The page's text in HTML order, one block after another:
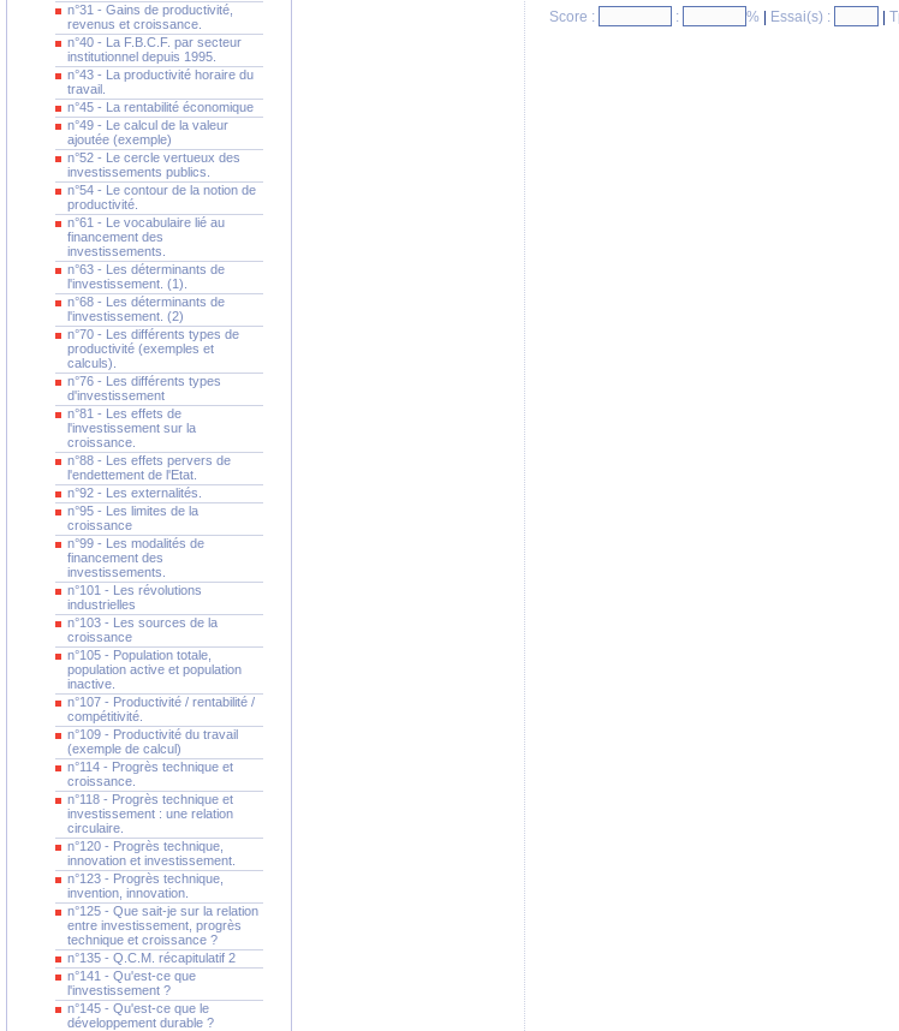
n°31 - Gains de productivité,
revenus et croissance.
n°40 - La F.B.C.F. par secteur
institutionnel depuis 1995.
n°43 - La productivité horaire du
travail.
n°45 - La rentabilité économique
n°49 - Le calcul de la valeur
ajoutée (exemple)
n°52 - Le cercle vertueux des
investissements publics.
n°54 - Le contour de la notion de
productivité.
n°61 - Le vocabulaire lié au
financement des
investissements.
n°63 - Les déterminants de
l'investissement. (1).
n°68 - Les déterminants de
l'investissement. (2)
n°70 - Les différents types de
productivité (exemples et
calculs).
n°76 - Les différents types
d'investissement
n°81 - Les effets de
l'investissement sur la
croissance.
n°88 - Les effets pervers de
l'endettement de l'Etat.
n°92 - Les externalités.
n°95 - Les limites de la
croissance
n°99 - Les modalités de
financement des
investissements.
n°101 - Les révolutions
industrielles
n°103 - Les sources de la
croissance
n°105 - Population totale,
population active et population
inactive.
n°107 - Productivité / rentabilité /
compétitivité.
n°109 - Productivité du travail
(exemple de calcul)
n°114 - Progrès technique et
croissance.
n°118 - Progrès technique et
investissement : une relation
circulaire.
n°120 - Progrès technique,
innovation et investissement.
n°123 - Progrès technique,
invention, innovation.
n°125 - Que sait-je sur la relation
entre investissement, progrès
technique et croissance ?
n°135 - Q.C.M. récapitulatif 2
n°141 - Qu'est-ce que
l'investissement ?
n°145 - Qu'est-ce que le
développement durable ?
Score : : % Essai(s) :